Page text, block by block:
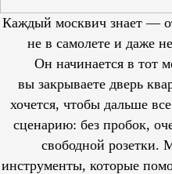
Каждый москвич знает —
не в самолете и даже
Он начинается в тот
вы закрываете дверь
хочется, чтобы дальше
сценарию: без пробок,
свободной розетки.
инструменты, которые